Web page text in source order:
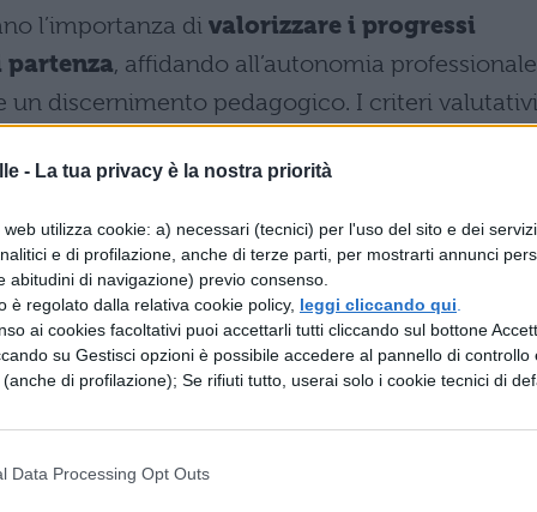
- La tua privacy è la nostra priorità
utilizza cookie: a) necessari (tecnici) per l'uso del sito e dei
e di profilazione, anche di terze parti, per mostrarti annunci
abitudini di navigazione) previo consenso.
è regolato dalla relativa cookie policy, leggi cliccando qui
ai cookies facoltativi puoi accettarli tutti cliccando sul bottone
su Gestisci opzioni è possibile accedere al pannello di controllo
di profilazione); Se rifiuti tutto, userai solo i cookie tecnici di
Data Processing Opt Outs
l’importanza di valorizzare i progressi
, affidando all’autonomia professionale
un discernimento pedagogico. I criteri valutativi
Collegio dei Docenti e inseriti nel Piano
ma non prevedono mai l’obbligo di
il loro numero.
l’anno sul registro elettronico rappresentano
enon costituiscono elementi vincolanti
riflettere una valutazione globale della
di un calcolo automatico.
di voto, discussione